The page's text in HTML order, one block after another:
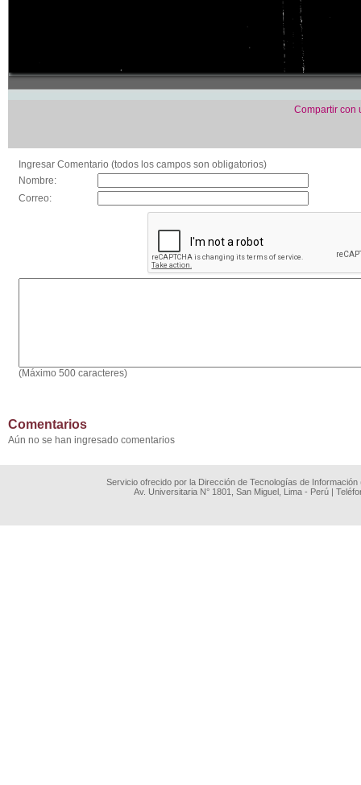
Compartir con
Ingresar Comentario (todos los campos son obligatorios)
Nombre:
Correo:
(Máximo 500 caracteres)
Comentarios
Aún no se han ingresado comentarios
Servicio ofrecido por la Dirección de Tecnologías de
Av. Universitaria N° 1801, San Miguel, Lima - Perú |